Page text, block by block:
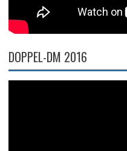
DOPPEL-DM 2016